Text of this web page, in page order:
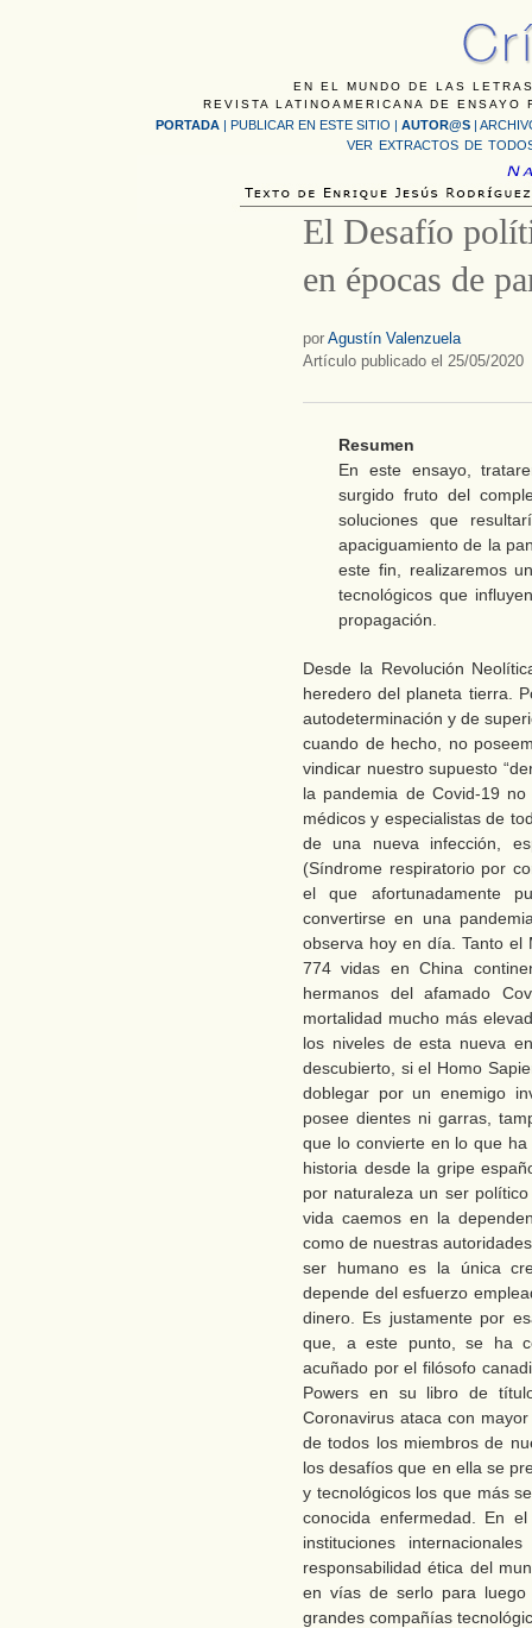
EN EL MUNDO DE LAS
REVISTA LATINOAMERICANA DE
PORTADA | PUBLICAR EN ESTE SITIO | AUTOR@S |
VER EXTRACTOS DE
El Desafío
en épocas de
por Agustín Valenzuela
Artículo publicado el 25/05/2020
Resumen
En este ensayo,
surgido fruto del
soluciones que
apaciguamiento de la
este fin, realizaremos
tecnológicos que
propagación.
Desde la Revolución
heredero del planeta tierra.
autodeterminación y de
cuando de hecho, no
vindicar nuestro supuesto
la pandemia de Covid-19
médicos y especialistas de
de una nueva infección,
(Síndrome respiratorio por
el que afortunadamente
convertirse en una
observa hoy en día. Tanto el
774 vidas en China
hermanos del afamado
mortalidad mucho más
los niveles de esta nueva
descubierto, si el Homo
doblegar por un enemigo
posee dientes ni garras,
que lo convierte en lo que
historia desde la gripe
por naturaleza un ser
vida caemos en la
como de nuestras
ser humano es la única
depende del esfuerzo
dinero. Es justamente por
que, a este punto, se ha
acuñado por el filósofo
Powers en su libro de
Coronavirus ataca con
de todos los miembros de
los desafíos que en ella se
y tecnológicos los que más
conocida enfermedad. En
instituciones
responsabilidad ética del
en vías de serlo para luego
grandes compañías